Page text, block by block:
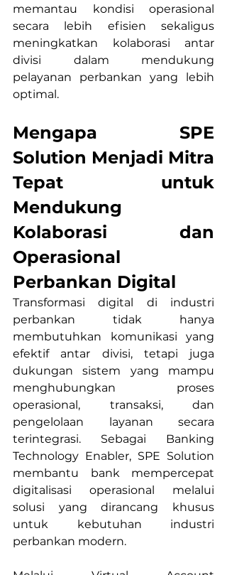
memantau kondisi operasional
secara lebih efisien sekaligus
meningkatkan kolaborasi antar
divisi dalam mendukung
pelayanan perbankan yang lebih
optimal.
Mengapa SPE
Solution Menjadi Mitra
Tepat untuk
Mendukung
Kolaborasi dan
Operasional
Perbankan Digital
Transformasi digital di industri
perbankan tidak hanya
membutuhkan komunikasi yang
efektif antar divisi, tetapi juga
dukungan sistem yang mampu
menghubungkan proses
operasional, transaksi, dan
pengelolaan layanan secara
terintegrasi. Sebagai Banking
Technology Enabler, SPE Solution
membantu bank mempercepat
digitalisasi operasional melalui
solusi yang dirancang khusus
untuk kebutuhan industri
perbankan modern.